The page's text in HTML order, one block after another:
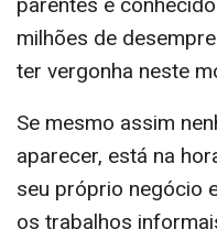
milhões de
ter vergonha neste
Se mesmo assim
aparecer, está na
seu próprio negócio
os trabalhos